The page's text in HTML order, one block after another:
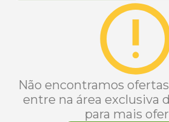
Não encontramos
entre na área exclusiva
para mais